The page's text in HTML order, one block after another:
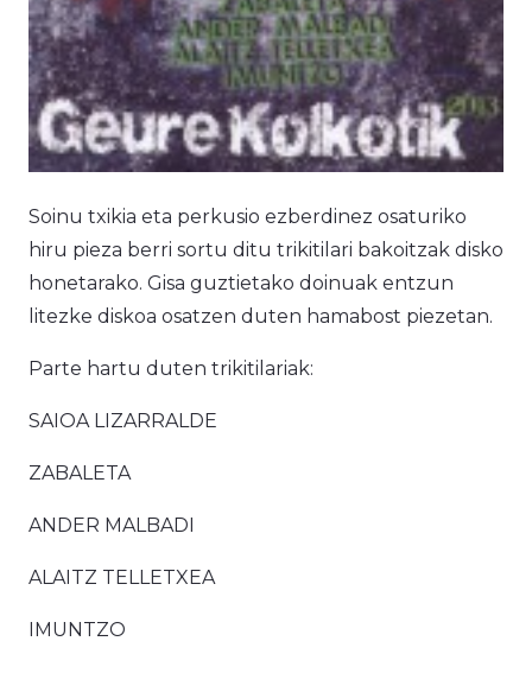
Soinu txikia eta perkusio ezberdinez osaturiko
hiru pieza berri sortu ditu trikitilari bakoitzak disko
honetarako. Gisa guztietako doinuak entzun
litezke diskoa osatzen duten hamabost piezetan.
Parte hartu duten trikitilariak:
SAIOA LIZARRALDE
ZABALETA
ANDER MALBADI
ALAITZ TELLETXEA
IMUNTZO